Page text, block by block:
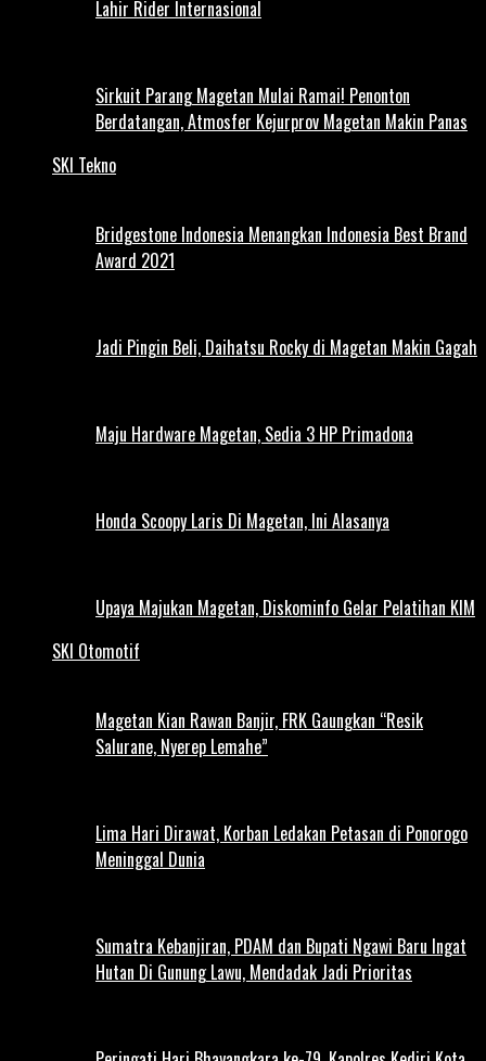
Lahir Rider Internasional
Sirkuit Parang Magetan Mulai Ramai! Penonton
Berdatangan, Atmosfer Kejurprov Magetan Makin Panas
SKI Tekno
Bridgestone Indonesia Menangkan Indonesia Best Brand
Award 2021
Jadi Pingin Beli, Daihatsu Rocky di Magetan Makin Gagah
Maju Hardware Magetan, Sedia 3 HP Primadona
Honda Scoopy Laris Di Magetan, Ini Alasanya
Upaya Majukan Magetan, Diskominfo Gelar Pelatihan KIM
SKI Otomotif
Magetan Kian Rawan Banjir, FRK Gaungkan “Resik
Salurane, Nyerep Lemahe”
Lima Hari Dirawat, Korban Ledakan Petasan di Ponorogo
Meninggal Dunia
Sumatra Kebanjiran, PDAM dan Bupati Ngawi Baru Ingat
Hutan Di Gunung Lawu, Mendadak Jadi Prioritas